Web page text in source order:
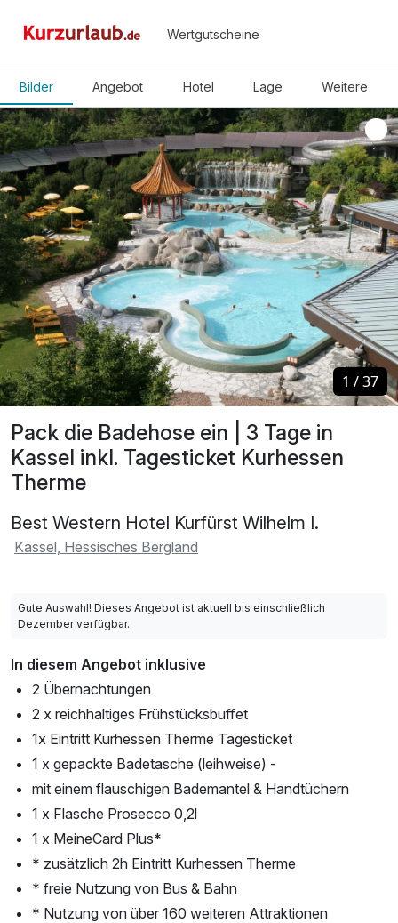
Wertgutscheine
Bilder Angebot Hotel Lage Weitere
Pack die Badehose ein | 3 Tage in
Kassel inkl. Tagesticket Kurhessen
Therme
Best Western Hotel Kurfürst Wilhelm I.
Kassel, Hessisches Bergland
1 /37
1 /37
Gute Auswahl! Dieses Angebot ist aktuell bis einschließlich
Dezember verfügbar.
In diesem Angebot inklusive
2 Übernachtungen
2 x reichhaltiges Frühstücksbuffet
1x Eintritt Kurhessen Therme Tagesticket
1 x gepackte Badetasche (leihweise) -
mit einem flauschigen Bademantel & Handtüchern
1 x Flasche Prosecco 0,2l
1 x MeineCard Plus*
* zusätzlich 2h Eintritt Kurhessen Therme
* freie Nutzung von Bus & Bahn
* Nutzung von über 160 weiteren Attraktionen